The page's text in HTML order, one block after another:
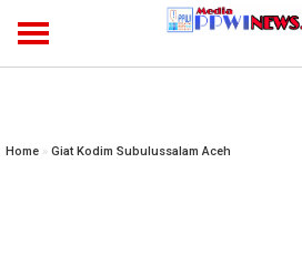
Home » Giat Kodim Subulussalam Aceh